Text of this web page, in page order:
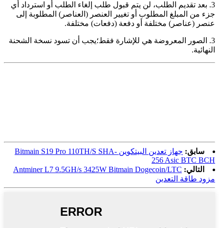
3. بعد تقديم الطلب، لن يتم قبول طلب إلغاء الطلب أو استرداد أي
جزء من المبلغ المطلوب أو تغيير العنصر (العناصر) المطلوبة إلى
عنصر (عناصر) مختلفة أو دفعة (دفعات) مختلفة.
3. الصور المعروضة هي للإشارة فقط؛يجب أن تسود نسخة الشحنة
النهائية.
سابق:
جهاز تعدين البيتكوين Bitmain S19 Pro 110TH/S SHA-
256 Asic BTC BCH
التالي: Antminer L7 9.5GH/s 3425W Bitmain Dogecoin/LTC
مزود طاقة التعدين